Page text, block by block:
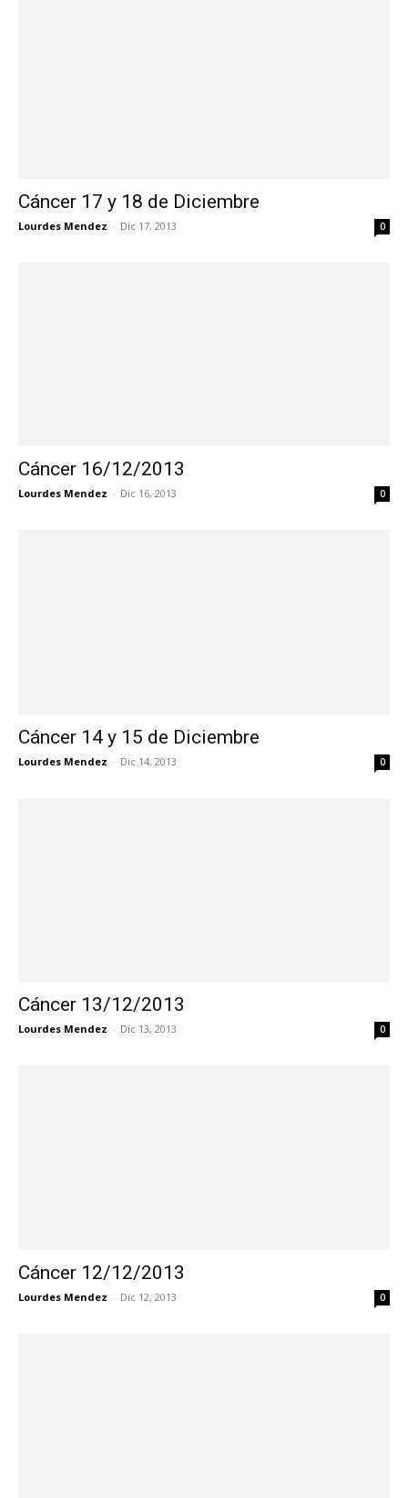
Cáncer 17 y 18 de Diciembre
Lourdes Mendez - Dic 17, 2013 0
Cáncer 16/12/2013
Lourdes Mendez - Dic 16, 2013 0
Cáncer 14 y 15 de Diciembre
Lourdes Mendez - Dic 14, 2013 0
Cáncer 13/12/2013
Lourdes Mendez - Dic 13, 2013 0
Cáncer 12/12/2013
Lourdes Mendez - Dic 12, 2013 0